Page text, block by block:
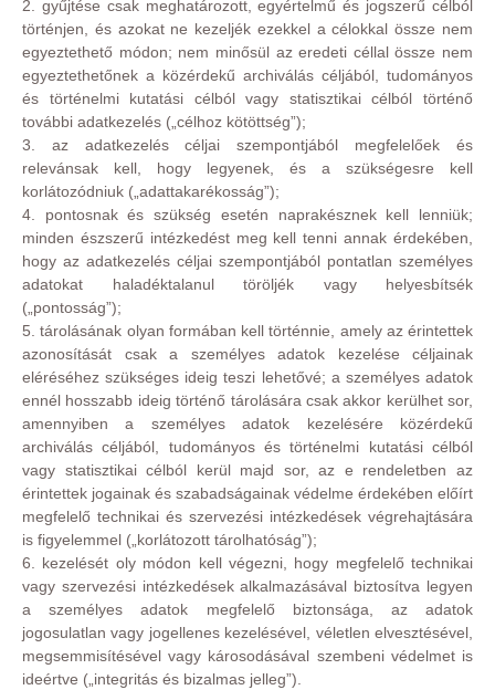
2. gyűjtése csak meghatározott, egyértelmű és jogszerű célból
történjen, és azokat ne kezeljék ezekkel a célokkal össze nem
egyeztethető módon; nem minősül az eredeti céllal össze nem
egyeztethetőnek a közérdekű archiválás céljából, tudományos
és történelmi kutatási célból vagy statisztikai célból történő
további adatkezelés („célhoz kötöttség”);
3. az adatkezelés céljai szempontjából megfelelőek és
relevánsak kell, hogy legyenek, és a szükségesre kell
korlátozódniuk („adattakarékosság”);
4. pontosnak és szükség esetén naprakésznek kell lenniük;
minden észszerű intézkedést meg kell tenni annak érdekében,
hogy az adatkezelés céljai szempontjából pontatlan személyes
adatokat haladéktalanul töröljék vagy helyesbítsék
(„pontosság”);
5. tárolásának olyan formában kell történnie, amely az érintettek
azonosítását csak a személyes adatok kezelése céljainak
eléréséhez szükséges ideig teszi lehetővé; a személyes adatok
ennél hosszabb ideig történő tárolására csak akkor kerülhet sor,
amennyiben a személyes adatok kezelésére közérdekű
archiválás céljából, tudományos és történelmi kutatási célból
vagy statisztikai célból kerül majd sor, az e rendeletben az
érintettek jogainak és szabadságainak védelme érdekében előírt
megfelelő technikai és szervezési intézkedések végrehajtására
is figyelemmel („korlátozott tárolhatóság”);
6. kezelését oly módon kell végezni, hogy megfelelő technikai
vagy szervezési intézkedések alkalmazásával biztosítva legyen
a személyes adatok megfelelő biztonsága, az adatok
jogosulatlan vagy jogellenes kezelésével, véletlen elvesztésével,
megsemmisítésével vagy károsodásával szembeni védelmet is
ideértve („integritás és bizalmas jelleg”).